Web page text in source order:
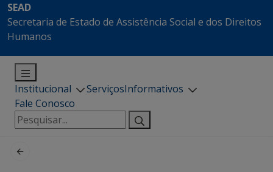
SEAD
Secretaria de Estado de Assistência Social e dos Direitos
Humanos
Institucional ServiçosInformativos
Fale Conosco
Pesquisar
por: